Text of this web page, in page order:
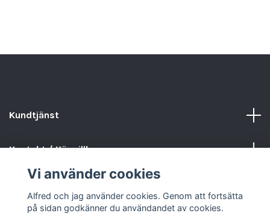
Kundtjänst
Kontakt / Köpvillkor
Vi använder cookies
Alfred och jag använder cookies. Genom att fortsätta
på sidan godkänner du användandet av cookies.